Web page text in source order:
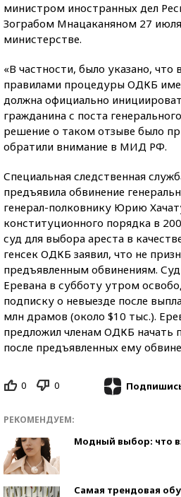
министром иностранных дел
Зограбом Мнацаканяном 27
министерстве.
«В частности, было указано, что
правилами процедуры ОДКБ
должна официально
гражданина с поста
решение о таком отзыве было
обратили внимание в МИД РФ.
Специальная следственная
предъявила обвинение
генерал-полковнику Юрию
конституционного порядка в
суд для выбора ареста в
генсек ОДКБ заявил, что не
предъявленным обвинениям.
Еревана в субботу утром
подписку о невыезде после
млн драмов (около $10 тыс.).
предложил членам ОДКБ начать
после предъявленных ему
0 0
РЕКОМЕНДУЕМ:
Модный выбор: что
Самая трендовая